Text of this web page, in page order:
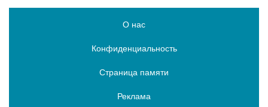
О нас
Конфиденциальность
Страница памяти
Реклама